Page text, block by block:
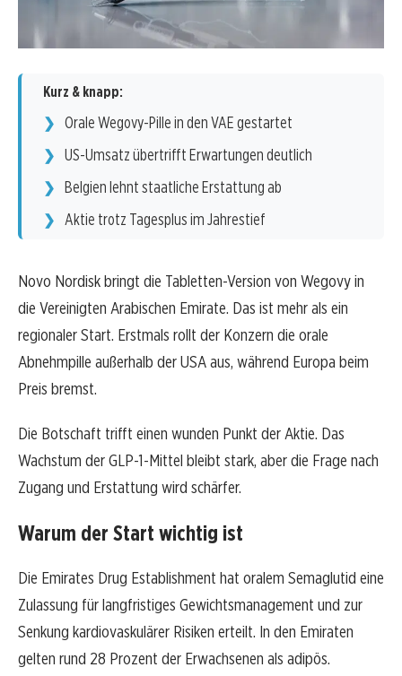
Kurz & knapp:
Orale Wegovy-Pille in den VAE gestartet
US-Umsatz übertrifft Erwartungen deutlich
Belgien lehnt staatliche Erstattung ab
Aktie trotz Tagesplus im Jahrestief
Novo Nordisk bringt die Tabletten-Version von Wegovy in
die Vereinigten Arabischen Emirate. Das ist mehr als ein
regionaler Start. Erstmals rollt der Konzern die orale
Abnehmpille außerhalb der USA aus, während Europa beim
Preis bremst.
Die Botschaft trifft einen wunden Punkt der Aktie. Das
Wachstum der GLP-1-Mittel bleibt stark, aber die Frage nach
Zugang und Erstattung wird schärfer.
Warum der Start wichtig ist
Die Emirates Drug Establishment hat oralem Semaglutid eine
Zulassung für langfristiges Gewichtsmanagement und zur
Senkung kardiovaskulärer Risiken erteilt. In den Emiraten
gelten rund 28 Prozent der Erwachsenen als adipös.